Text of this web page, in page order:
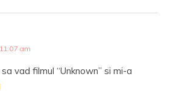
am
vad filmul “Unknown” si mi-a